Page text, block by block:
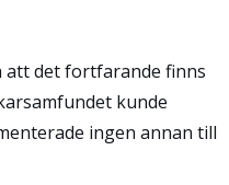
att det fortfarande finns
kunde
ingen annan till